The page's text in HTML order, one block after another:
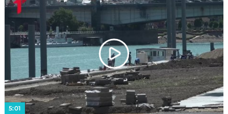
Play
Video
5:01